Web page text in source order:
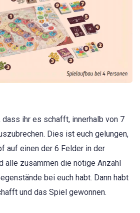
ihr es schafft, innerhalb von 7
Dies ist euch gelungen,
auf einen der 6 Felder in der
alle zusammen die nötige Anzahl
bei euch habt. Dann habt
und das Spiel gewonnen.